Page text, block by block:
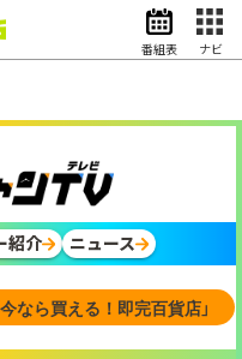
ニュース
イベント
番組表 ナビ
紹介 ニュース
なら買える！即完百貨店」